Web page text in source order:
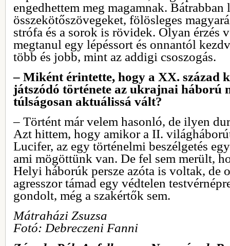
engedhettem meg magamnak.
összekötőszövegeket, fölösleges
strófa és a sorok is rövidek. Olyan érzés
megtanul egy lépéssort és onnantól
több és jobb, mint az addigi csoszogás.
– Miként érintette, hogy a XX. század
játszódó története az ukrajnai háború
túlságosan aktuálissá vált?
– Történt már velem hasonló, de ilyen
Azt hittem, hogy amikor a II.
Lucifer, az egy történelmi beszélgetés
ami mögöttünk van. De fel sem merült,
Helyi háborúk persze azóta is voltak, de
agresszor támad egy védtelen
gondolt, még a szakértők sem.
Mátraházi Zsuzsa
Fotó: Debreczeni Fanni